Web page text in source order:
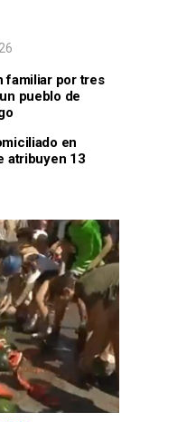
familiar por tres
pueblo de
en
atribuyen 13